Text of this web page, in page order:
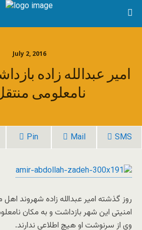
July 2, 2016
امیر عبداللە زادە
نامعلومی
Pin Mail SMS
روز گذشته امیر عبداللە زادە شهروند
امنیتی این شهر بازداشت و به مکان
وی از سرنوشت او هیچ اطلاعی ندارند.